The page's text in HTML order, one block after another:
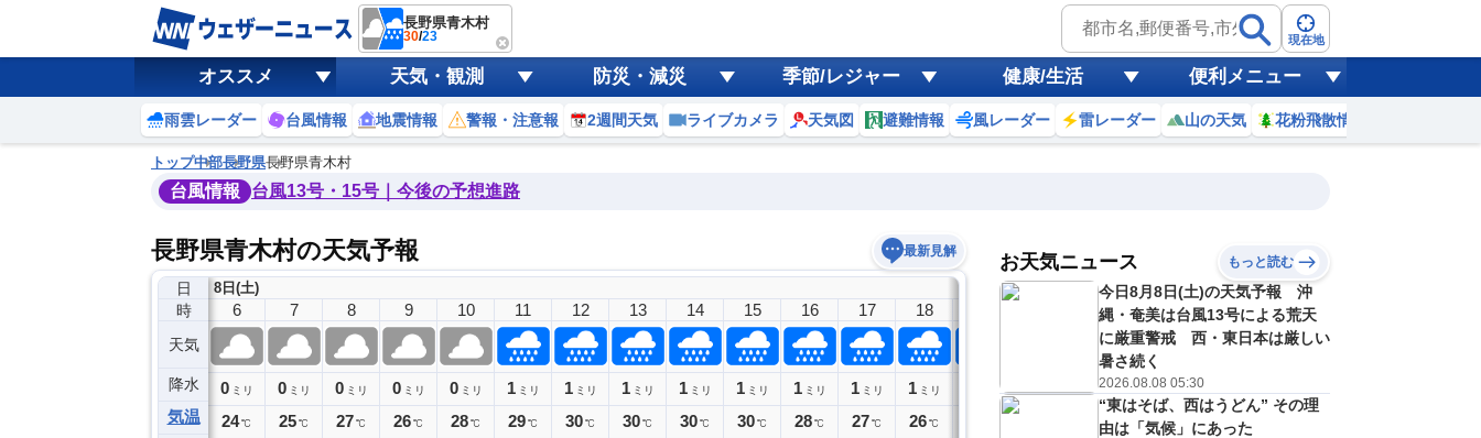
長野県青木村
30/23 現在地
オススメ 天気・観測 防災・減災 季節/レジャー 健康/生活 便利メニュー
雨雲レーダー 台風情報 地震情報 警報・注意報 2週間天気 ライブカメラ 天気図 避難情報 風レーダー 雷レーダー 山の天気 花粉飛散情報
トップ中部長野県長野県青木村
台風情報 台風13号・15号｜今後の予想進路
長野県青木村の天気予報 最新見解
日
時
天気
降水
気温
8日(土)
5
0ミリ
23℃
6
0 ミリ
24℃
7
0 ミリ
25℃
8
0 ミリ
27℃
9
0 ミリ
26℃
10
0 ミリ
28℃
11
1 ミリ
29℃
12
1 ミリ
30℃
13
1 ミリ
30℃
14
1 ミリ
30℃
15
1 ミリ
30℃
16
1 ミリ
28℃
17
1 ミリ
27℃
18
1 ミリ
26℃
1ミリ
21
1ミリ
℃
22
0 ミリ
24℃
23
0
24℃
9日(日)
0
お天気ニュース もっと読む
今日8月8日(土)の天気予報 沖
縄・奄美は台風13号による荒天
に厳重警戒 西・東日本は厳しい
暑さ続く
2026.08.08 05:30
“東はそば、西はうどん” その理
由は「気候」にあった